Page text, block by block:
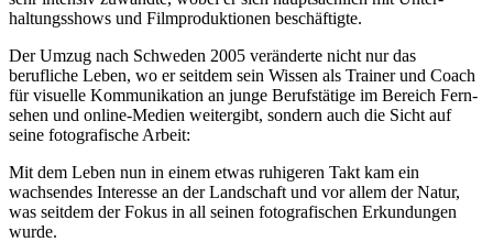
haltungsshows und Filmproduktionen beschäftigte.
Der Umzug nach Schweden 2005 veränderte nicht nur das
berufliche Leben, wo er seitdem sein Wissen als Trainer und Coach
für visuelle Kommunikation an junge Berufstätige im Bereich Fern-
sehen und online-Medien weitergibt, sondern auch die Sicht auf
seine fotografische Arbeit:
Mit dem Leben nun in einem etwas ruhigeren Takt kam ein
wachsendes Interesse an der Landschaft und vor allem der Natur,
was seitdem der Fokus in all seinen fotografischen Erkundungen
wurde.